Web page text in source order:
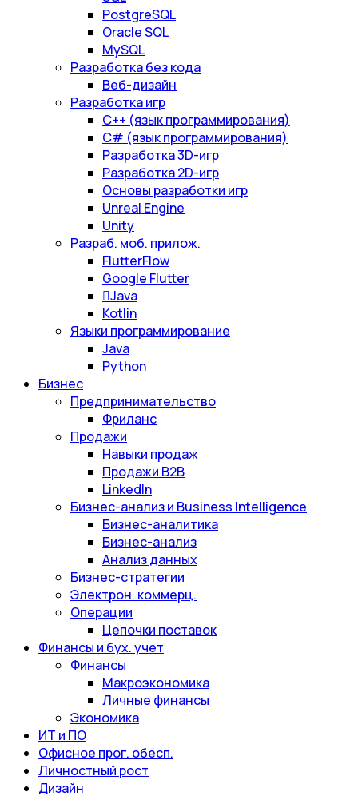
PostgreSQL
Oracle SQL
MySQL
Разработка без кода
Веб-дизайн
Разработка игр
С++ (язык программирования)
С# (язык программирования)
Разработка 3D-игр
Разработка 2D-игр
Основы разработки игр
Unreal Engine
Unity
Разраб. моб. прилож.
FlutterFlow
Google Flutter
Java
Kotlin
Языки программирование
Java
Python
Бизнес
Предпринимательство
Фриланс
Продажи
Навыки продаж
Продажи B2B
LinkedIn
Бизнес-анализ и Business Intelligence
Бизнес-аналитика
Бизнес-анализ
Анализ данных
Бизнес-стратегии
Электрон. коммерц.
Операции
Цепочки поставок
Финансы и бух. учет
Финансы
Макроэкономика
Личные финансы
Экономика
ИТ и ПО
Офисное прог. обесп.
Личностный рост
Дизайн